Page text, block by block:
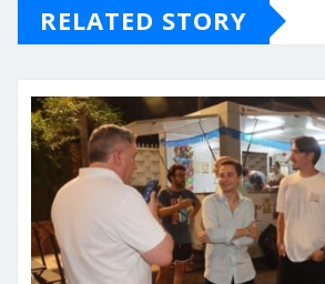
RELATED STORY